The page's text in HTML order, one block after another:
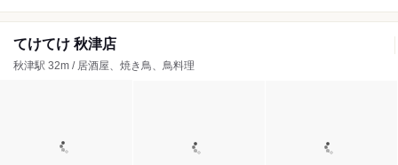
てけてけ 秋津店
秋津駅 32m / 居酒屋、焼き鳥、鳥料理